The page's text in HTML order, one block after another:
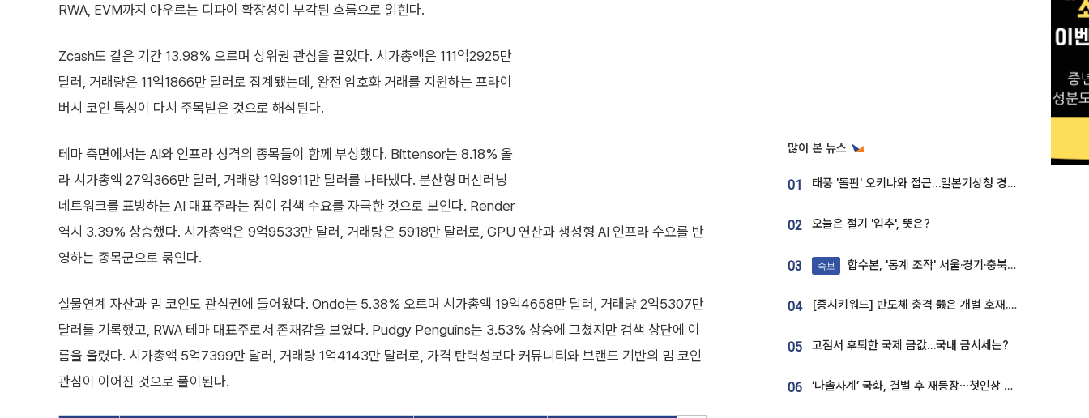
RWA, EVM까지 아우르는 디파이 확장성이 부각된 흐름으로 읽힌다.
Zcash도 같은 기간 13.98% 오르며 상위권 관심을 끌었다. 시가총액은 111억2925만
달러, 거래량은 11억1866만 달러로 집계됐는데, 완전 암호화 거래를 지원하는 프라이
버시 코인 특성이 다시 주목받은 것으로 해석된다.
테마 측면에서는 AI와 인프라 성격의 종목들이 함께 부상했다. Bittensor는 8.18% 올
라 시가총액 27억366만 달러, 거래량 1억9911만 달러를 나타냈다. 분산형 머신러닝
네트워크를 표방하는 AI 대표주라는 점이 검색 수요를 자극한 것으로 보인다. Render
역시 3.39% 상승했다. 시가총액은 9억9533만 달러, 거래량은 5918만 달러로, GPU 연산과 생성형 AI 인프라 수요를 반
영하는 종목군으로 묶인다.
실물연계 자산과 밈 코인도 관심권에 들어왔다. Ondo는 5.38% 오르며 시가총액 19억4658만 달러, 거래량 2억5307만
달러를 기록했고, RWA 테마 대표주로서 존재감을 보였다. Pudgy Penguins는 3.53% 상승에 그쳤지만 검색 상단에 이
름을 올렸다. 시가총액 5억7399만 달러, 거래량 1억4143만 달러로, 가격 탄력성보다 커뮤니티와 브랜드 기반의 밈 코인
관심이 이어진 것으로 풀이된다.
많이 본 뉴스
01 태풍 '돌핀' 오키나와 접근…일본기상청 경로 업데이트
02 오늘은 절기 '입추', 뜻은?
03 속보 합수본, '통계 조작' 서울·경기·충북 선관위 등 추가 압수수색
04 [증시키워드] 반도체 충격 뚫은 개별 호재...포스코퓨처엠·에코프로·한화솔루션 '눈길'
05 고점서 후퇴한 국제 금값…국내 금시세는?
06 ‘나솔사계’ 국화, 결별 후 재등장⋯첫인상 투표 휩쓸고 ‘인기녀’ 등극